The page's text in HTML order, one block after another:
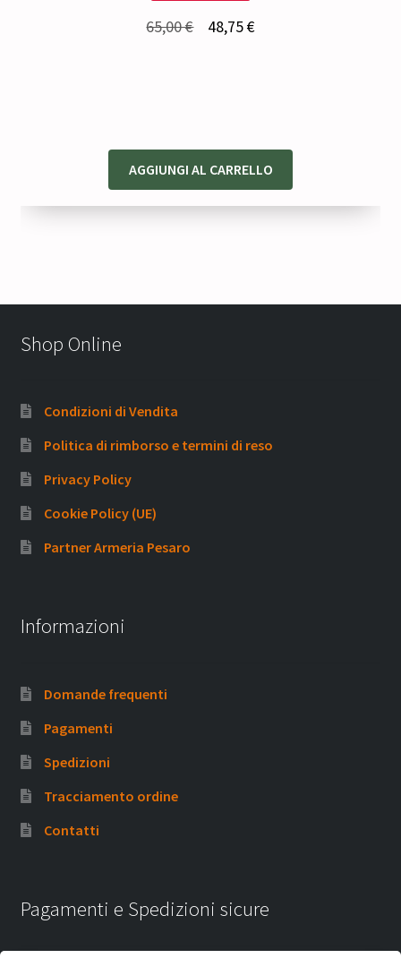
65,00€ 48,75€Il
AGGIUNGI AL CARRELLO
Shop Online
Condizioni di Vendita
Politica di rimborso e termini di reso
Privacy Policy
Cookie Policy (UE)
Partner Armeria Pesaro
Informazioni
Domande frequenti
Pagamenti
Spedizioni
Tracciamento ordine
Contatti
Pagamenti e Spedizioni sicure